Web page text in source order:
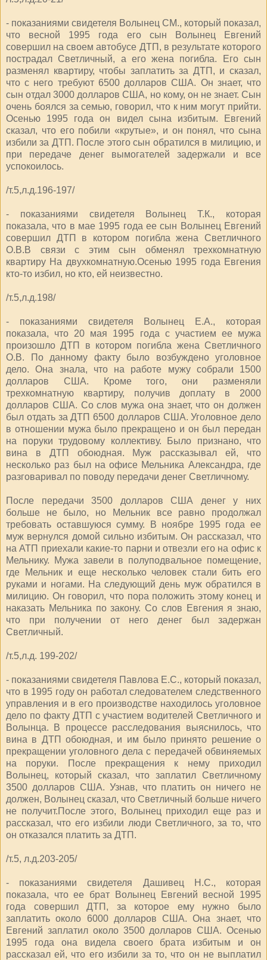
- показаниями свидетеля Волынец СМ., который показал,
что весной 1995 года его сын Волынец Евгений
совершил на своем автобусе ДТП, в результате которого
пострадал Светличный, а его жена погибла. Его сын
разменял квартиру, чтобы заплатить за ДТП, и сказал,
что с него требуют 6500 долларов США. Он знает, что
сын отдал 3000 долларов США, но кому, он не знает. Сын
очень боялся за семью, говорил, что к ним могут прийти.
Осенью 1995 года он видел сына избитым. Евгений
сказал, что его побили «крутые», и он понял, что сына
избили за ДТП. После этого сын обратился в милицию, и
при передаче денег вымогателей задержали и все
успокоилось.
/т.5,л.д.196-197/
- показаниями свидетеля Волынец Т.К., которая
показала, что в мае 1995 года ее сын Волынец Евгений
совершил ДТП в котором погибла жена Светличного
О.В.В связи с этим сын обменял трехкомнатную
квартиру На двухкомнатную.Осенью 1995 года Евгения
кто-то избил, но кто, ей неизвестно.
/т.5,л.д.198/
- показаниями свидетеля Волынец Е.А., которая
показала, что 20 мая 1995 года с участием ее мужа
произошло ДТП в котором погибла жена Светличного
О.В. По данному факту было возбуждено уголовное
дело. Она знала, что на работе мужу собрали 1500
долларов США. Кроме того, они разменяли
трехкомнатную квартиру, получив доплату в 2000
долларов США. Со слов мужа она знает, что он должен
был отдать за ДТП 6500 долларов США. Уголовное дело
в отношении мужа было прекращено и он был передан
на поруки трудовому коллективу. Было признано, что
вина в ДТП обоюдная. Муж рассказывал ей, что
несколько раз был на офисе Мельника Александра, где
разговаривал по поводу передачи денег Светличному.
После передачи 3500 долларов США денег у них
больше не было, но Мельник все равно продолжал
требовать оставшуюся сумму. В ноябре 1995 года ее
муж вернулся домой сильно избитым. Он рассказал, что
на АТП приехали какие-то парни и отвезли его на офис к
Мельнику. Мужа завели в полуподвальное помещение,
где Мельник и еще несколько человек стали бить его
руками и ногами. На следующий день муж обратился в
милицию. Он говорил, что пора положить этому конец и
наказать Мельника по закону. Со слов Евгения я знаю,
что при получении от него денег был задержан
Светличный.
/т.5,л.д. 199-202/
- показаниями свидетеля Павлова Е.С., который показал,
что в 1995 году он работал следователем следственного
управления и в его производстве находилось уголовное
дело по факту ДТП с участием водителей Светличного и
Волынца. В процессе расследования выяснилось, что
вина в ДТП обоюдная, и им было принято решение о
прекращении уголовного дела с передачей обвиняемых
на поруки. После прекращения к нему приходил
Волынец, который сказал, что заплатил Светличному
3500 долларов США. Узнав, что платить он ничего не
должен, Волынец сказал, что Светличный больше ничего
не получит.После этого, Волынец приходил еще раз и
рассказал, что его избили люди Светличного, за то, что
он отказался платить за ДТП.
/т.5, л.д.203-205/
- показаниями свидетеля Дашивец Н.С., которая
показала, что ее брат Волынец Евгений весной 1995
года совершил ДТП, за которое ему нужно было
заплатить около 6000 долларов США. Она знает, что
Евгений заплатил около 3500 долларов США. Осенью
1995 года она видела своего брата избитым и он
рассказал ей, что его избили за то, что он не выплатил